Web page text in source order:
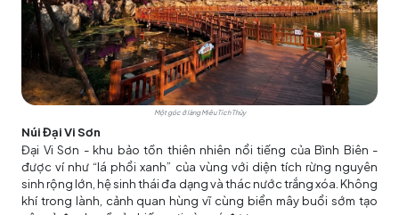
Một góc ở làng Miêu Tích Thủy
Núi Đại Vi Sơn
Đại Vi Sơn - khu bảo tồn thiên nhiên nổi tiếng của Bình Biên -
được ví như “lá phổi xanh” của vùng với diện tích rừng nguyên
sinh rộng lớn, hệ sinh thái đa dạng và thác nước trắng xóa. Không
khí trong lành, cảnh quan hùng vĩ cùng biển mây buổi sớm tạo